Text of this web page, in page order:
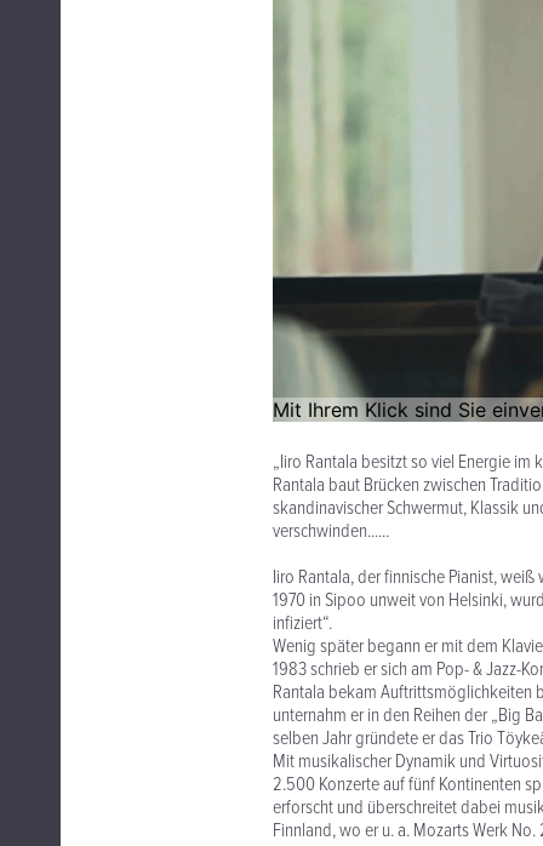
„Iiro Rantala besitzt so viel Energie
Rantala baut Brücken zwischen
skandinavischer Schwermut, Klassik
verschwinden......
Iiro Rantala, der finnische Pianist,
1970 in Sipoo unweit von Helsinki,
infiziert“.
Wenig später begann er mit dem
1983 schrieb er sich am Pop- & Jazz-
Rantala bekam Auftrittsmöglichkeiten
unternahm er in den Reihen der „Big
selben Jahr gründete er das Trio
Mit musikalischer Dynamik und
2.500 Konzerte auf fünf Kontinenten
erforscht und überschreitet dabei
Finnland, wo er u. a. Mozarts Werk